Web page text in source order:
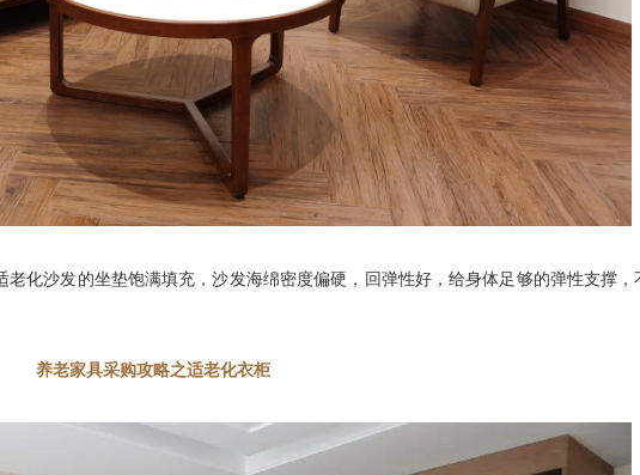
化沙发的坐垫饱满填充，沙发海绵密度偏硬，回弹性好，给身体足够的弹性支撑，
养老家具采购攻略之适老化衣柜